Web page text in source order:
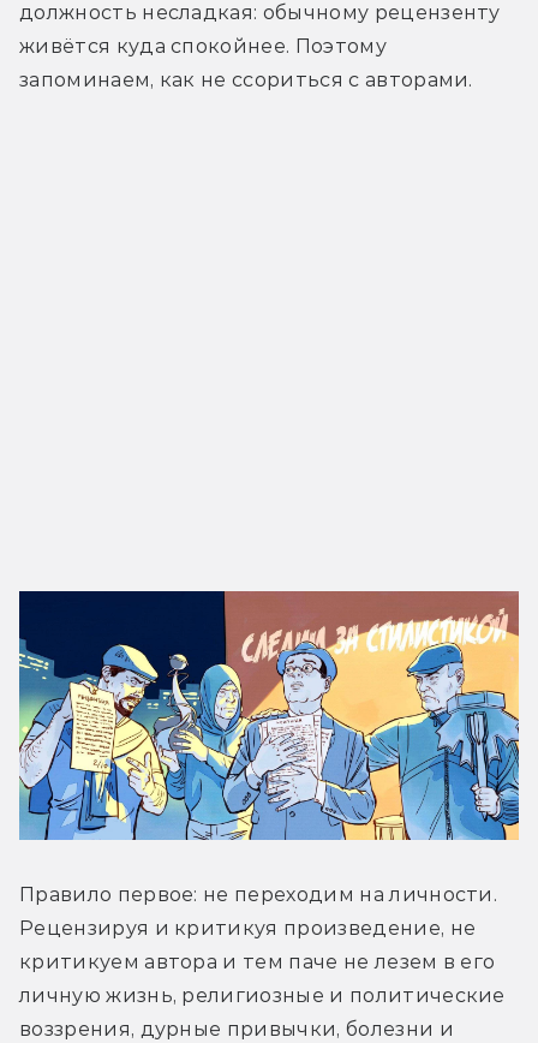
должность несладкая: обычному рецензенту
живётся куда спокойнее. Поэтому
запоминаем, как не ссориться с авторами.
Правило первое: не переходим на личности.
Рецензируя и критикуя произведение, не
критикуем автора и тем паче не лезем в его
личную жизнь, религиозные и политические
воззрения, дурные привычки, болезни и